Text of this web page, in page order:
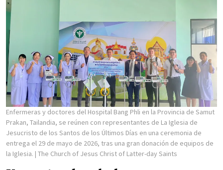
Enfermeras y doctores del Hospital Bang Phli en la Provincia de Samut
Prakan, Tailandia, se reúnen con representantes de La Iglesia de
Jesucristo de los Santos de los Últimos Días en una ceremonia de
entrega el 29 de mayo de 2026, tras una gran donación de equipos de
la Iglesia. | The Church of Jesus Christ of Latter-day Saints